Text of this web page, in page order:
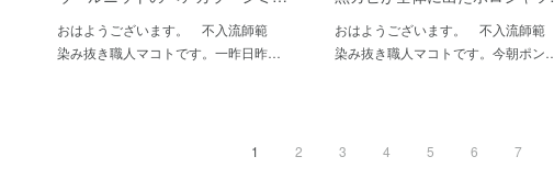
おはようございます。 不入流師範
染み抜き職人マコトです。一昨日昨…
おはようございます。 不入流師範
染み抜き職人マコトです。今朝ポン
1 2 3 4 5 6 7